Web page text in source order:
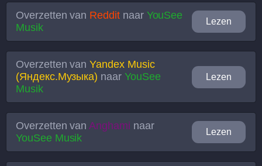
Overzetten van Redditnaar YouSee
Musik
Lezen
Overzetten vanYandex Music
(Яндекс.Музыка) naar YouSee
Musik
Lezen
Overzetten vanAnghami naar
YouSee Musik
Lezen